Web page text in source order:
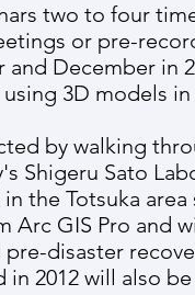
two to four
or pre-
December in
3D models
by walking
Shigeru Sato
the Totsuka
Arc GIS Pro and
disaster
2012 will also